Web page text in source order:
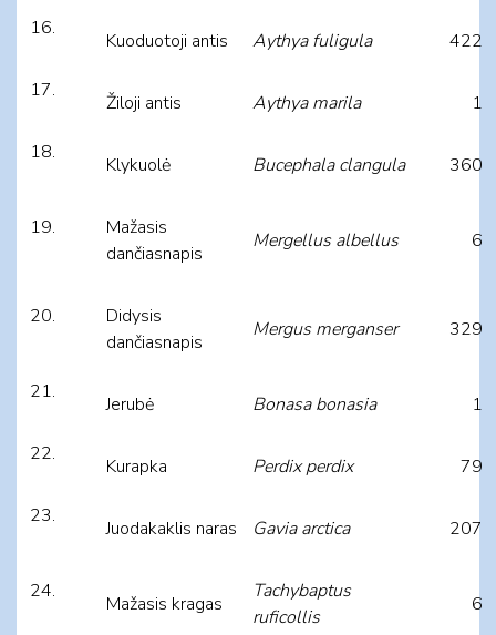
Kuoduotoji antis Aythya fuligula 422
Žiloji antis Aythya marila 1
Klykuolė Bucephala clangula 360
Mažasis
dančiasnapis
Mergellus albellus 6
Didysis
dančiasnapis
Mergus merganser 329
Jerubė Bonasa bonasia 1
Kurapka Perdix perdix 79
Juodakaklis naras Gavia arctica 207
Mažasis kragas
Tachybaptus
ruficollis
6